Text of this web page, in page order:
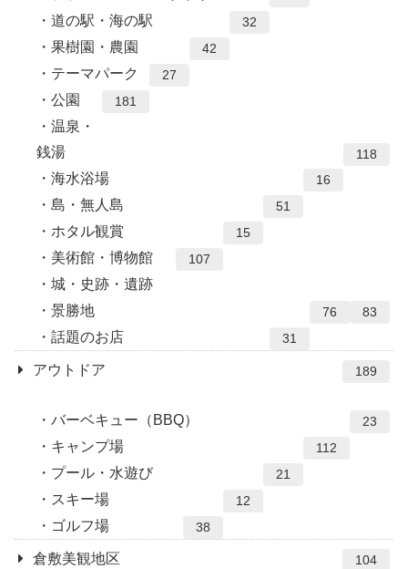
道の駅・海の駅 32
果樹園・農園 42
テーマパーク 27
公園 181
温泉・
銭湯
118
海水浴場 16
島・無人島 51
ホタル観賞 15
美術館・博物館 107
城・史跡・遺跡
83
景勝地 76
話題のお店 31
アウトドア 189
バーベキュー（BBQ） 23
キャンプ場 112
プール・水遊び 21
スキー場 12
ゴルフ場 38
倉敷美観地区 104